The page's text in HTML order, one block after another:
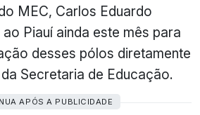
MEC, Carlos Eduardo
Piauí ainda este mês para
desses pólos diretamente
Secretaria de Educação.
APÓS A PUBLICIDADE